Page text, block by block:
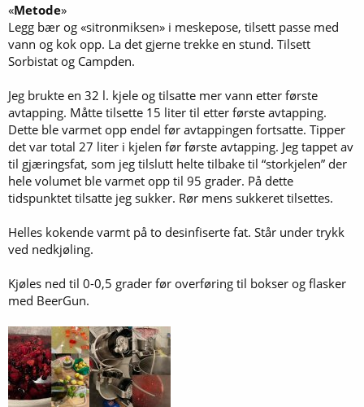
«Metode»
Legg bær og «sitronmiksen» i meskepose, tilsett passe med
vann og kok opp. La det gjerne trekke en stund. Tilsett
Sorbistat og Campden.
Jeg brukte en 32 l. kjele og tilsatte mer vann etter første
avtapping. Måtte tilsette 15 liter til etter første avtapping.
Dette ble varmet opp endel før avtappingen fortsatte. Tipper
det var total 27 liter i kjelen før første avtapping. Jeg tappet av
til gjæringsfat, som jeg tilslutt helte tilbake til “storkjelen” der
hele volumet ble varmet opp til 95 grader. På dette
tidspunktet tilsatte jeg sukker. Rør mens sukkeret tilsettes.
Helles kokende varmt på to desinfiserte fat. Står under trykk
ved nedkjøling.
Kjøles ned til 0-0,5 grader før overføring til bokser og flasker
med BeerGun.